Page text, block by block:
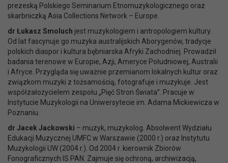
prezeską Polskiego Seminarium Etnomuzykologicznego oraz
skarbniczką Asia Collections Network – Europe.
dr Łukasz Smoluch jest muzykologiem i antropologiem kultury.
Od lat fascynuje go muzyka australijskich Aborygenów, tradycje
polskich diaspor i kultura bębniarska Afryki Zachodniej. Prowadził
badania terenowe w Europie, Azji, Ameryce Południowej, Australii
i Afryce. Przygląda się uważnie przemianom lokalnych kultur oraz
związkom muzyki z tożsamością, fotografuje i muzykuje. Jest
współzałożycielem zespołu „Pięć Stron Świata”. Pracuje w
Instytucie Muzykologii na Uniwersytecie im. Adama Mickiewicza w
Poznaniu.
dr Jacek Jackowski – muzyk, muzykolog. Absolwent Wydziału
Edukacji Muzycznej UMFC w Warszawie (2000 r.) oraz Instytutu
Muzykologii UW (2004 r.). Od 2004 r. kierownik Zbiorów
Fonograficznych IS PAN. Zajmuje się ochroną, archiwizacją,